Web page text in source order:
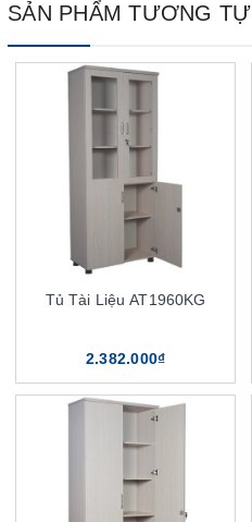
SẢN PHẨM TƯƠNG TỰ
Tủ Tài Liệu AT1960KG
2.382.000₫